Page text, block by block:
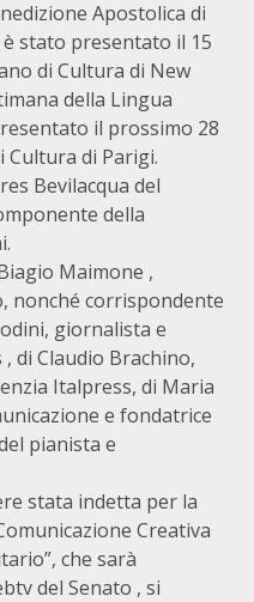
Apostolica di
è stato presentato il 15
di Cultura di New
della Lingua
il prossimo 28
Cultura di Parigi.
Bevilacqua del
della
Maimone ,
nonché corrispondente
giornalista e
di Claudio Brachino,
Italpress, di Maria
e fondatrice
pianista e
stata indetta per la
Creativa
che sarà
del Senato , si